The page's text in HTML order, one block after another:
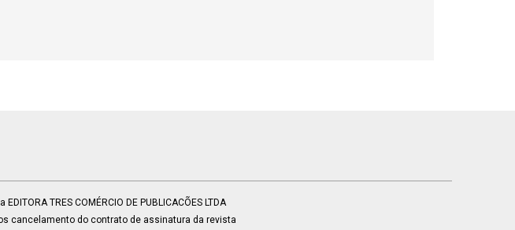
TRES COMÉRCIO DE PUBLICACÕES LTDA
cancelamento do contrato de assinatura da revista